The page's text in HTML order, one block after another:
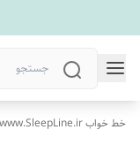
خط خواب www.SleepLine.ir